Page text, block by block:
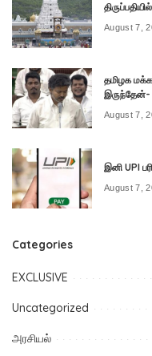
August 7,
தமிழக
இருந்தேன்-
August 7,
இனி UPI
August 7,
Categories
EXCLUSIVE
Uncategorized
அரசியல்